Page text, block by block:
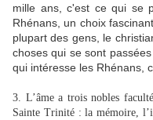
mille ans, c'est ce qui se
Rhénans, un choix
plupart des gens, le
choses qui se sont
qui intéresse les Rhénans,
3. L’âme a trois nobles
Sainte Trinité : la mémoire,